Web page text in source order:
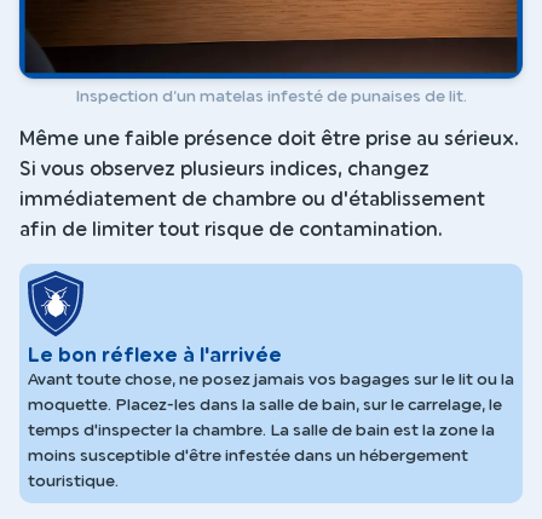
Inspection d’un matelas infesté de punaises de lit.
Même une faible présence doit être prise au sérieux.
Si vous observez plusieurs indices, changez
immédiatement de chambre ou d'établissement
afin de limiter tout risque de contamination.
Le bon réflexe à l'arrivée
Avant toute chose, ne posez jamais vos bagages sur le lit ou la
moquette. Placez-les dans la salle de bain, sur le carrelage, le
temps d'inspecter la chambre. La salle de bain est la zone la
moins susceptible d'être infestée dans un hébergement
touristique.